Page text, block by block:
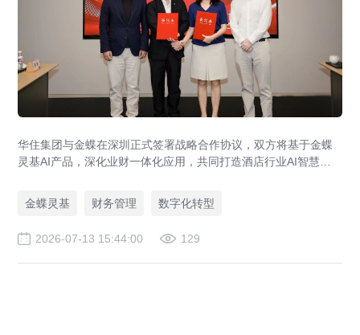
华住集团与金蝶在深圳正式签署战略合作协议，双方将基于金蝶
灵基AI产品，深化业财一体化应用，共同打造酒店行业AI智慧财
金蝶灵基
财务管理 数字化转型
2026-07-13 15:44:00 129